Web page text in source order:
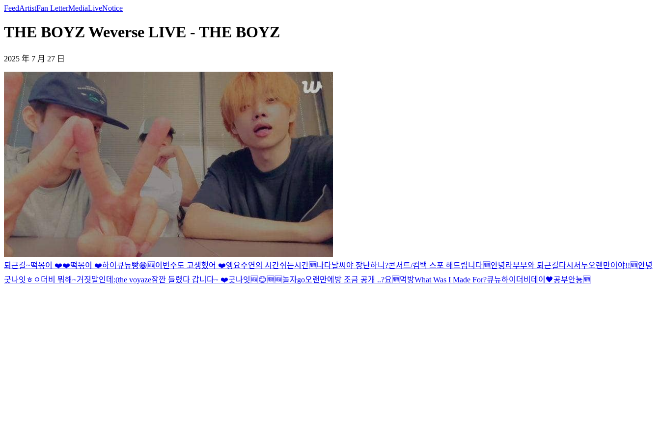
FeedArtistFan LetterMediaLiveNotice
THE BOYZ Weverse LIVE - THE BOYZ
2025 年 7 月 27 日
퇴근길~떡볶이 ❤️❤️떡볶이 ❤️하이 큐뉴빵😁🆕이번주도 고생했어 ❤️엥 요주연의 시간쉬는시간🆕나다날씨야 장난하니?콘서트/컴백 스포 해드립니다🆕안녕라부부와 퇴근길다시 서누오랜만이야!!🆕안녕
굿나잇 ㅎㅇ 더비 뭐해~거짓말인데 :(the voyaze잠깐 들렸다 갑니다~ ❤️굿나잇 🆕😊🆕 🆕놀자go오랜만에 방 조금 공개 ..?요 🆕먹방What Was I Made For?큐뉴하이 더비데이🖤공부안뇽🆕